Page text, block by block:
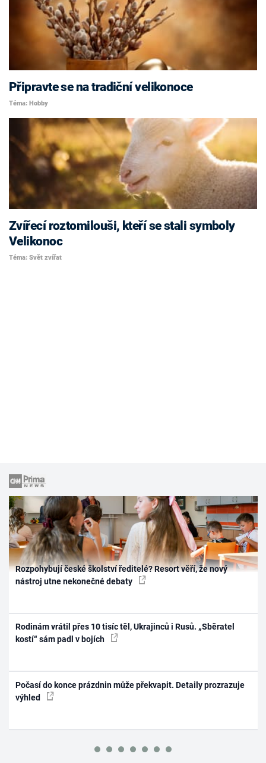
Připravte se na tradiční velikonoce
Téma: Hobby
Zvířecí roztomilouši, kteří se stali symboly
Velikonoc
Téma: Svět zvířat
Rozpohybují české školství ředitelé? Resort věří, že nový
nástroj utne nekonečné debaty
Rodinám vrátil přes 10 tisíc těl, Ukrajinců i Rusů. „Sběratel
kostí“ sám padl v bojích
Počasí do konce prázdnin může překvapit. Detaily prozrazuje
výhled